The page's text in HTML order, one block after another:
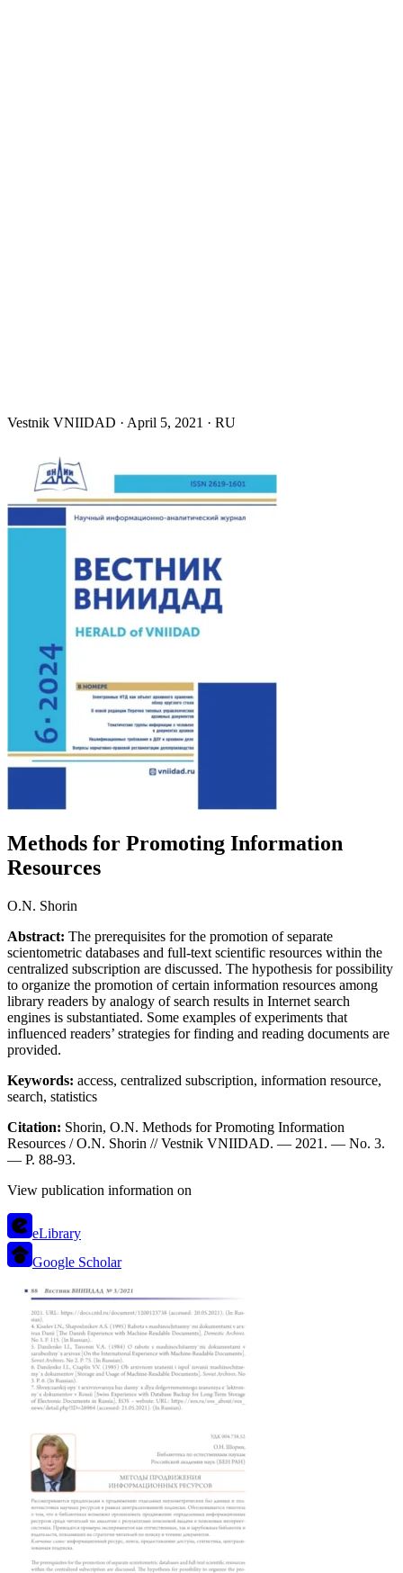
Vestnik VNIIDAD · April 5, 2021 · RU
Methods for Promoting Information
Resources
O.N. Shorin
Abstract: The prerequisites for the promotion of separate
scientometric databases and full-text scientific resources within the
centralized subscription are discussed. The hypothesis for possibility
to organize the promotion of certain information resources among
library readers by analogy of search results in Internet search
engines is substantiated. Some examples of experiments that
influenced readers’ strategies for finding and reading documents are
provided.
Keywords: access, centralized subscription, information resource,
search, statistics
Citation: Shorin, O.N. Methods for Promoting Information
Resources / O.N. Shorin // Vestnik VNIIDAD. — 2021. — No. 3.
— P. 88-93.
View publication information on
eLibrary
Google Scholar